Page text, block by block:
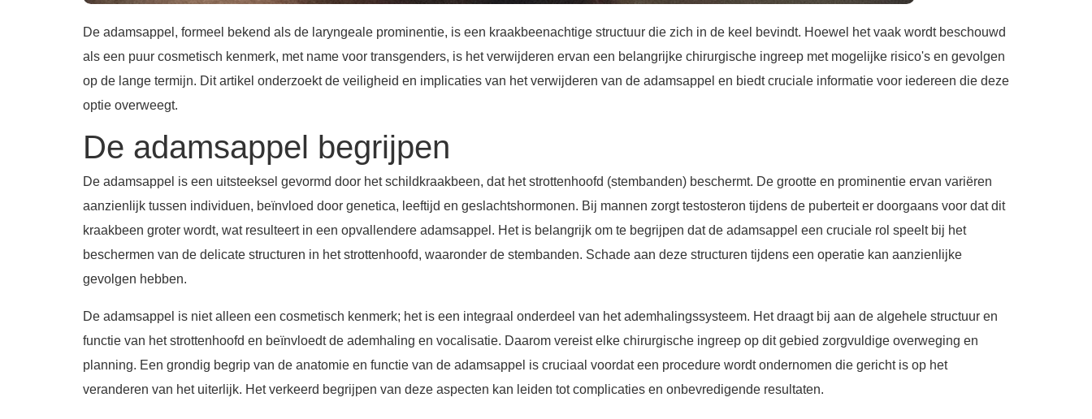
De adamsappel, formeel bekend als de laryngeale prominentie, is een kraakbeenachtige structuur die zich in de keel bevindt. Hoewel het vaak wordt beschouwd
als een puur cosmetisch kenmerk, met name voor transgenders, is het verwijderen ervan een belangrijke chirurgische ingreep met mogelijke risico's en gevolgen
op de lange termijn. Dit artikel onderzoekt de veiligheid en implicaties van het verwijderen van de adamsappel en biedt cruciale informatie voor iedereen die deze
optie overweegt.
De adamsappel begrijpen
De adamsappel is een uitsteeksel gevormd door het schildkraakbeen, dat het strottenhoofd (stembanden) beschermt. De grootte en prominentie ervan variëren
aanzienlijk tussen individuen, beïnvloed door genetica, leeftijd en geslachtshormonen. Bij mannen zorgt testosteron tijdens de puberteit er doorgaans voor dat dit
kraakbeen groter wordt, wat resulteert in een opvallendere adamsappel. Het is belangrijk om te begrijpen dat de adamsappel een cruciale rol speelt bij het
beschermen van de delicate structuren in het strottenhoofd, waaronder de stembanden. Schade aan deze structuren tijdens een operatie kan aanzienlijke
gevolgen hebben.
De adamsappel is niet alleen een cosmetisch kenmerk; het is een integraal onderdeel van het ademhalingssysteem. Het draagt bij aan de algehele structuur en
functie van het strottenhoofd en beïnvloedt de ademhaling en vocalisatie. Daarom vereist elke chirurgische ingreep op dit gebied zorgvuldige overweging en
planning. Een grondig begrip van de anatomie en functie van de adamsappel is cruciaal voordat een procedure wordt ondernomen die gericht is op het
veranderen van het uiterlijk. Het verkeerd begrijpen van deze aspecten kan leiden tot complicaties en onbevredigende resultaten.